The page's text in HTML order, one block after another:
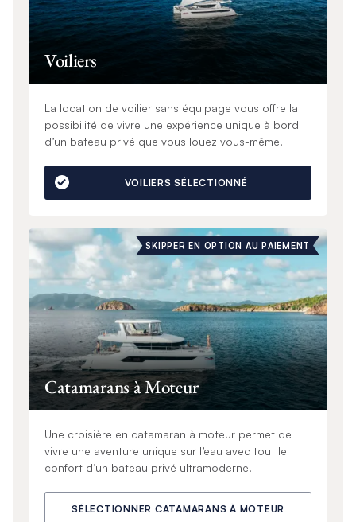
Voiliers
La location de voilier sans équipage vous offre la
possibilité de vivre une expérience unique à bord
d’un bateau privé que vous louez vous-même.
VOILIERS SÉLECTIONNÉ
SKIPPER EN OPTION AU PAIEMENT
Catamarans à Moteur
Une croisière en catamaran à moteur permet de
vivre une aventure unique sur l’eau avec tout le
confort d’un bateau privé ultramoderne.
SÉLECTIONNER CATAMARANS À MOTEUR